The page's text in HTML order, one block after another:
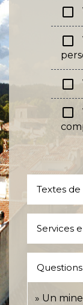
check_box_outline_blank
check_box_outline_blank
check_box_outline_blank
check_box_outline_blank
Textes
Services
Un